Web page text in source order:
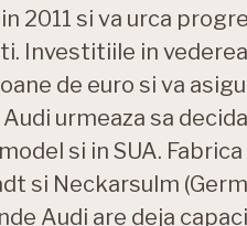
2011 si va urca
Investitiile in
de euro si va
urmeaza sa
si in SUA.
si Neckarsulm
Audi are deja